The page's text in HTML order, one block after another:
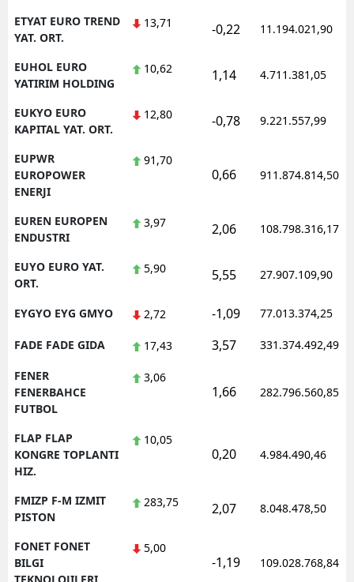
ETYAT EURO TREND
YAT. ORT.
13,71 -0,22 11.194.021,90
EUHOL EURO
YATIRIM HOLDING
10,62 1,14 4.711.381,05
EUKYO EURO
KAPITAL YAT. ORT.
12,80 -0,78 9.221.557,99
EUPWR
EUROPOWER
ENERJI
91,70
0,66 911.874.814,50
EUREN EUROPEN
ENDUSTRI
3,97 2,06 108.798.316,17
EUYO EURO YAT.
ORT.
5,90 5,55 27.907.109,90
EYGYO EYG GMYO 2,72 -1,09 77.013.374,25
FADE FADE GIDA 17,43 3,57 331.374.492,49
FENER
FENERBAHCE
FUTBOL
3,06
1,66 282.796.560,85
FLAP FLAP
KONGRE TOPLANTI
HIZ.
10,05
0,20 4.984.490,46
FMIZP F-M IZMIT
PISTON
283,75 2,07 8.048.478,50
FONET FONET
BILGI
5,00
-1,19 109.028.768,84